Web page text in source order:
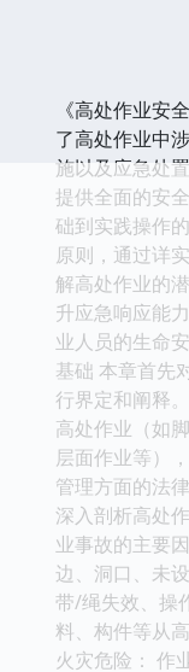
《高处作业安
了高处作业中
施以及应急处
提供全面的安
础到实践操作
原则，通过详
解高处作业的
升应急响应能
业人员的生命
基础 本章首先
行界定和阐释
高处作业（如
层面作业等）
管理方面的法
深入剖析高处
业事故的主要
边、洞口、未
带/绳失效、操
料、构件等从
火灾危险： 作